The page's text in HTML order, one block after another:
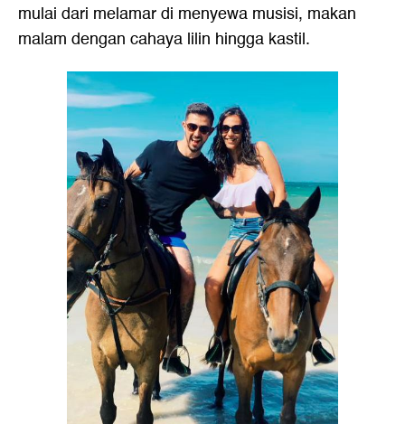
mulai dari melamar di menyewa musisi, makan
malam dengan cahaya lilin hingga kastil.